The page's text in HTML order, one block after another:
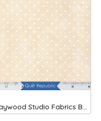
Maywood Studio Fabrics Beautiful Basics Cream